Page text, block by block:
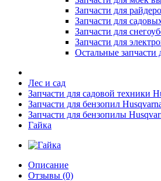
Запчасти для
Запчасти для
Запчасти для
Запчасти для
Остальные запчасти
Лес и сад
Запчасти для садовой техники
Запчасти для бензопил
Запчасти для бензопилы
Гайка
Описание
Отзывы (0)